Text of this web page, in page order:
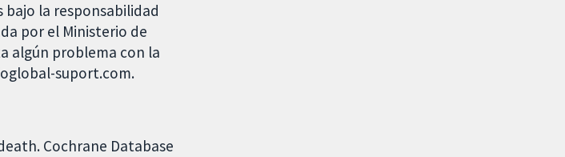
bajo la responsabilidad
por el Ministerio de
algún problema con la
suport.com.
Cochrane Database